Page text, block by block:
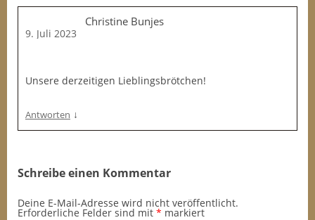
Christine Bunjes
9. Juli 2023
Unsere derzeitigen Lieblingsbrötchen!
Antworten ↓
Schreibe einen Kommentar
Deine E-Mail-Adresse wird nicht veröffentlicht.
Erforderliche Felder sind mit * markiert